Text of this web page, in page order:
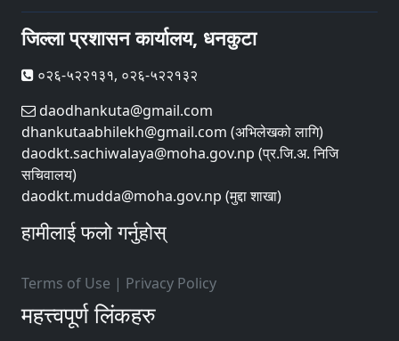
जिल्ला प्रशासन कार्यालय, धनकुटा
०२६-५२२१३१, ०२६-५२२१३२
daodhankuta@gmail.com
dhankutaabhilekh@gmail.com (अभिलेखको लागि)
daodkt.sachiwalaya@moha.gov.np (प्र.जि.अ. निजि
सचिवालय)
daodkt.mudda@moha.gov.np (मुद्दा शाखा)
हामीलाई फलो गर्नुहोस्
Terms of Use | Privacy Policy
महत्त्वपूर्ण लिंकहरु